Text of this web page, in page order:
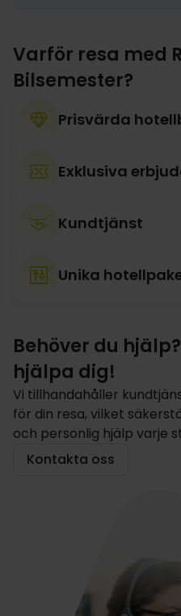
Varför resa med
Bilsemester?
Prisvärda
Exklusiva
Kundtjänst
Unika
Behöver du
hjälpa dig!
Vi tillhandahåller
för din resa, vilket
och personlig hjälp varje
Kontakta oss